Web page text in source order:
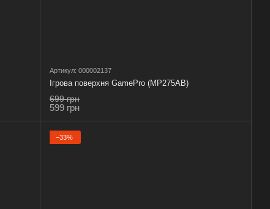
Артикул: 000002137
Ігрова поверхня GamePro (MP275AB)
699 грн
599 грн
−33%